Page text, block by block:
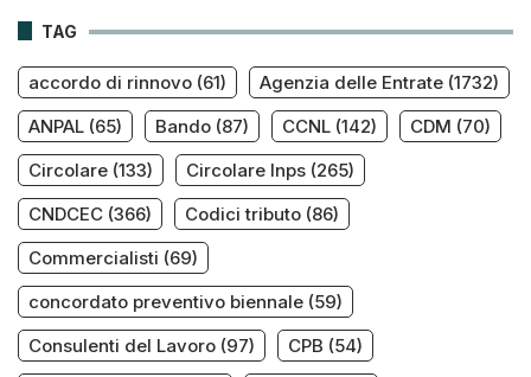
TAG
accordo di rinnovo (61) Agenzia delle Entrate (1732)
ANPAL (65) Bando (87) CCNL (142) CDM (70)
Circolare (133) Circolare Inps (265)
CNDCEC (366) Codici tributo (86)
Commercialisti (69)
concordato preventivo biennale (59)
Consulenti del Lavoro (97) CPB (54)